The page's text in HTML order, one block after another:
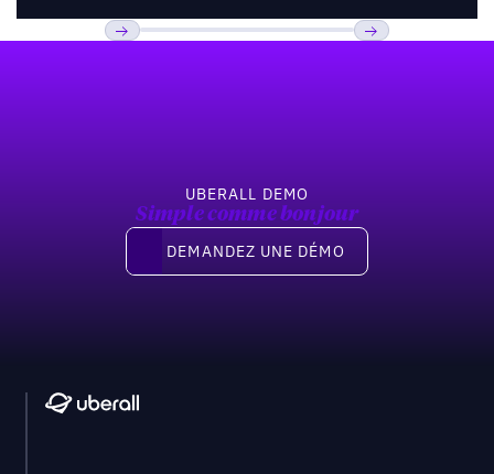
UBERALL DEMO
Simple comme bonjour
Demandez une démo
DEMANDEZ UNE DÉMO